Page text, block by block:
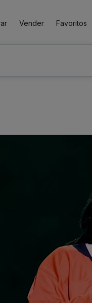
Vender Favoritos